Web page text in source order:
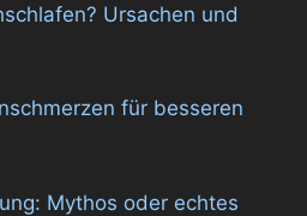
Ursachen und
für besseren
Mythos oder echtes